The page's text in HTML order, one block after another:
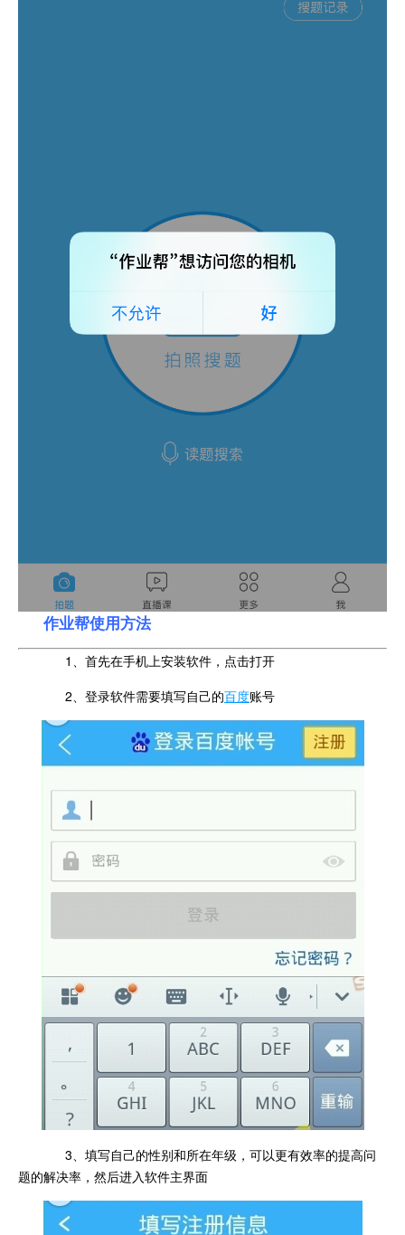
作业帮使用方法
1、首先在手机上安装软件，点击打开
2、登录软件需要填写自己的百度账号
3、填写自己的性别和所在年级，可以更有效率的提高问
题的解决率，然后进入软件主界面